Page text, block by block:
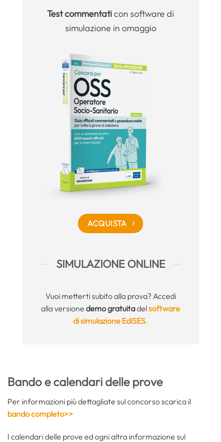
Test commentaticon software di
simulazione in omaggio
ACQUISTA
SIMULAZIONE ONLINE
Vuoi metterti subito alla prova? Accedi
alla versione demo gratuitadelsoftware
di simulazione EdiSES.
Bando e calendari delle prove
Per informazioni più dettagliate sul concorso scarica il
bando completo>>
I calendari delle prove ed ogni altra informazione sul